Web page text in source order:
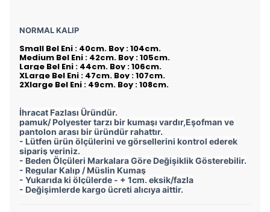
NORMAL KALIP
Small Bel Eni : 40cm. Boy : 104cm.
Medium Bel Eni : 42cm. Boy : 105cm.
Large Bel Eni : 44cm. Boy : 106cm.
XLarge Bel Eni : 47cm. Boy : 107cm.
2Xlarge Bel Eni : 49cm. Boy : 108cm.
İhracat Fazlası Üründür.
pamuk/ Polyester tarzı bir kumaşı vardır,Eşofman ve
pantolon arası bir üründür rahattır.
- Lütfen ürün ölçülerini ve görsellerini kontrol ederek
sipariş veriniz.
- Beden Ölçüleri Markalara Göre Değişiklik Gösterebilir.
- Regular Kalıp / Müslin Kumaş
- Yukarıda ki ölçülerde - + 1cm. eksik/fazla
- Değişimlerde kargo ücreti alıcıya aittir.